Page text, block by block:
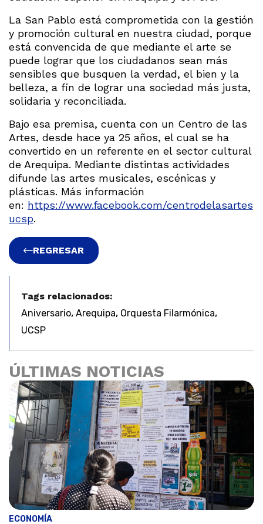
La San Pablo está comprometida con la gestión
y promoción cultural en nuestra ciudad, porque
está convencida de que mediante el arte se
puede lograr que los ciudadanos sean más
sensibles que busquen la verdad, el bien y la
belleza, a fin de lograr una sociedad más justa,
solidaria y reconciliada.
Bajo esa premisa, cuenta con un Centro de las
Artes, desde hace ya 25 años, el cual se ha
convertido en un referente en el sector cultural
de Arequipa. Mediante distintas actividades
difunde las artes musicales, escénicas y
plásticas. Más información
en: https://www.facebook.com/centrodelasartes
ucsp.
REGRESAR
Tags relacionados:
Aniversario, Arequipa, Orquesta Filarmónica,
UCSP
ÚLTIMAS NOTICIAS
ECONOMÍA